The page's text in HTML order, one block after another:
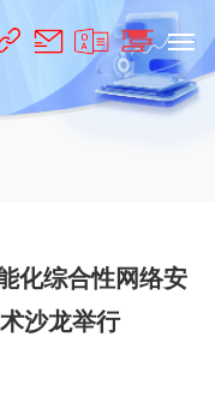
化综合性网络安
沙龙举行